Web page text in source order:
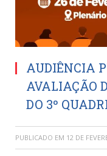
AUDIÊNCIA
AVALIAÇÃO
DO 3º
PUBLICADO EM 12 DE